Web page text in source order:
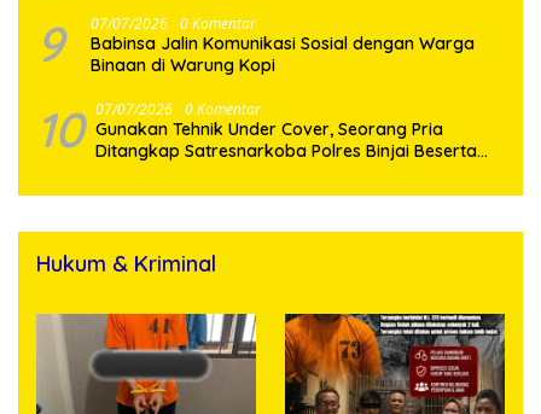
9 07/07/2026 0 Komentar
Babinsa Jalin Komunikasi Sosial dengan Warga
Binaan di Warung Kopi
10 07/07/2026 0 Komentar
Gunakan Tehnik Under Cover, Seorang Pria
Ditangkap Satresnarkoba Polres Binjai Beserta
Hukum & Kriminal